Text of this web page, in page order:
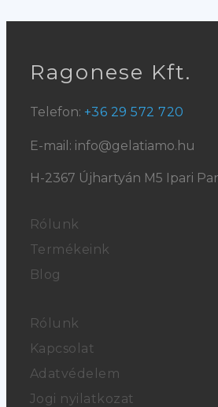
Ragonese Kft.
Telefon: +36 29 572 720
E-mail: info@gelatiamo.hu
H-2367 Újhartyán M5 Ipari
Rólunk
Termékeink
Blog
Rólunk
Kapcsolat
Adatvédelem
Jogi nyilatkozat